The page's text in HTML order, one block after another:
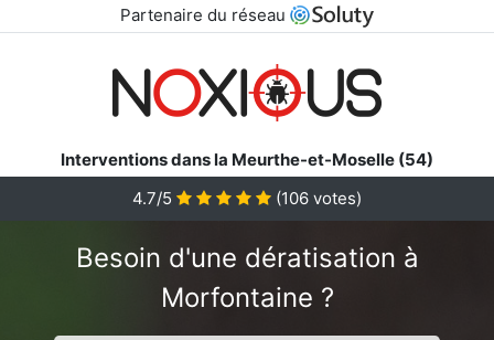
Partenaire du réseau
Interventions dans la Meurthe-et-Moselle (54)
4.7/5 (106 votes)
Besoin d'une dératisation à
Morfontaine ?